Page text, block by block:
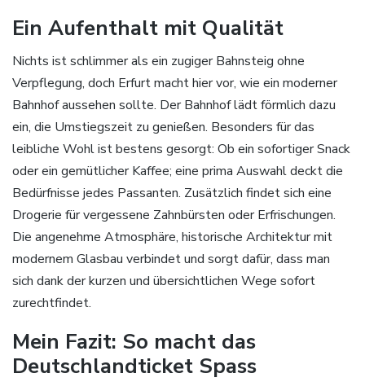
Ein Aufenthalt mit Qualität
Nichts ist schlimmer als ein zugiger Bahnsteig ohne
Verpflegung, doch Erfurt macht hier vor, wie ein moderner
Bahnhof aussehen sollte. Der Bahnhof lädt förmlich dazu
ein, die Umstiegszeit zu genießen. Besonders für das
leibliche Wohl ist bestens gesorgt: Ob ein sofortiger Snack
oder ein gemütlicher Kaffee; eine prima Auswahl deckt die
Bedürfnisse jedes Passanten. Zusätzlich findet sich eine
Drogerie für vergessene Zahnbürsten oder Erfrischungen.
Die angenehme Atmosphäre, historische Architektur mit
modernem Glasbau verbindet und sorgt dafür, dass man
sich dank der kurzen und übersichtlichen Wege sofort
zurechtfindet.
Mein Fazit: So macht das
Deutschlandticket Spass